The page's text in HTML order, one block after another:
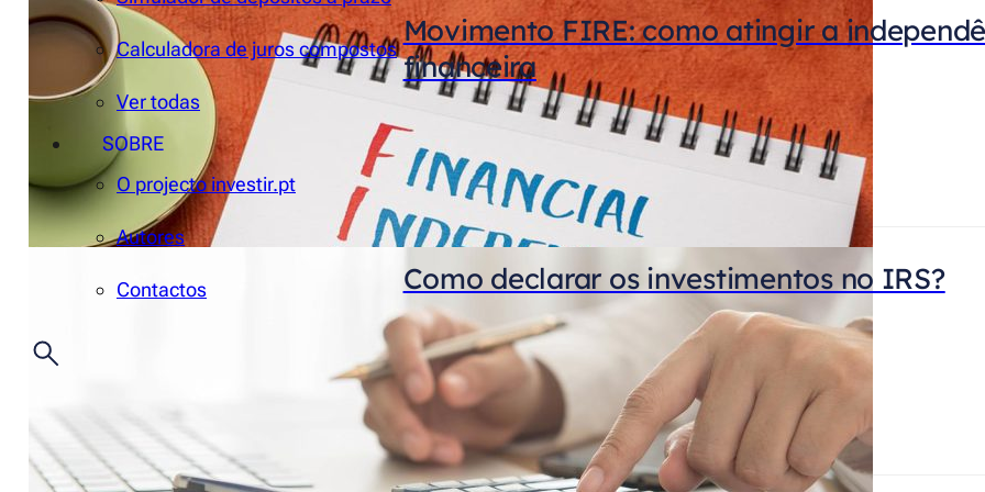
Calculadora de juros compostos
Ver todas
SOBRE
O projecto investir.pt
Autores
Contactos
Movimento FIRE: como atingir a
financeira
Como declarar os investimentos no IRS?